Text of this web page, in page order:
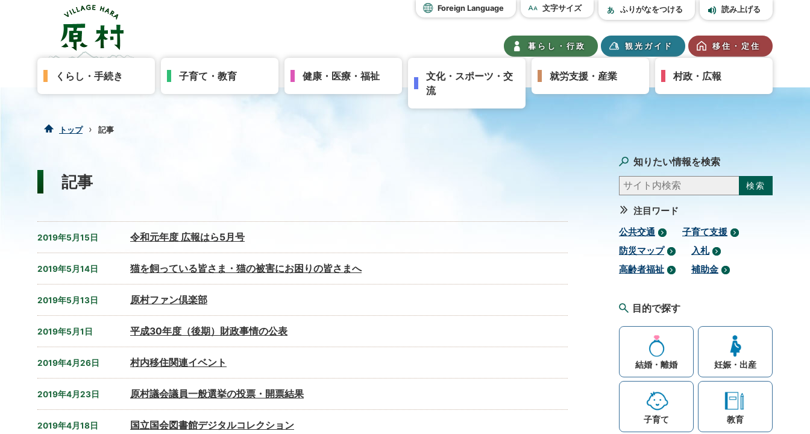
Foreign Language 文字サイズ ふりがなをつける 読み上げる
暮らし・行政 観光ガイド 移住・定住
くらし・手続き 子育て・教育 健康・医療・福祉
文化・スポーツ・交
流
就労支援・産業 村政・広報
トップ › 記事
記事
2019年5月15日 令和元年度 広報はら5月号
2019年5月14日 猫を飼っている皆さま・猫の被害にお困りの皆さまへ
2019年5月13日 原村ファン倶楽部
2019年5月1日 平成30年度（後期）財政事情の公表
2019年4月26日 村内移住関連イベント
2019年4月23日 原村議会議員一般選挙の投票・開票結果
2019年4月18日 国立国会図書館デジタルコレクション
知りたい情報を検索
注目ワード
公共交通
子育て支援
防災マップ
入札
高齢者福祉
補助金
目的で探す
結婚・離婚 妊娠・出産
子育て 教育